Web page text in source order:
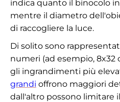
indica quanto il binocolo
mentre il diametro
di raccogliere la luce.
Di solito sono
numeri (ad esempio, 8x32
gli ingrandimenti più
grandi offrono maggiori
dall'altro possono limitare